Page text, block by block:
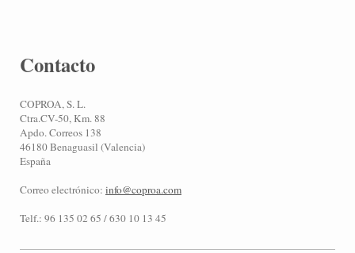
Contacto
COPROA, S. L.
Ctra.CV-50, Km. 88
Apdo. Correos 138
46180 Benaguasil (Valencia)
España
Correo electrónico: info@coproa.com
Telf.: 96 135 02 65 / 630 10 13 45